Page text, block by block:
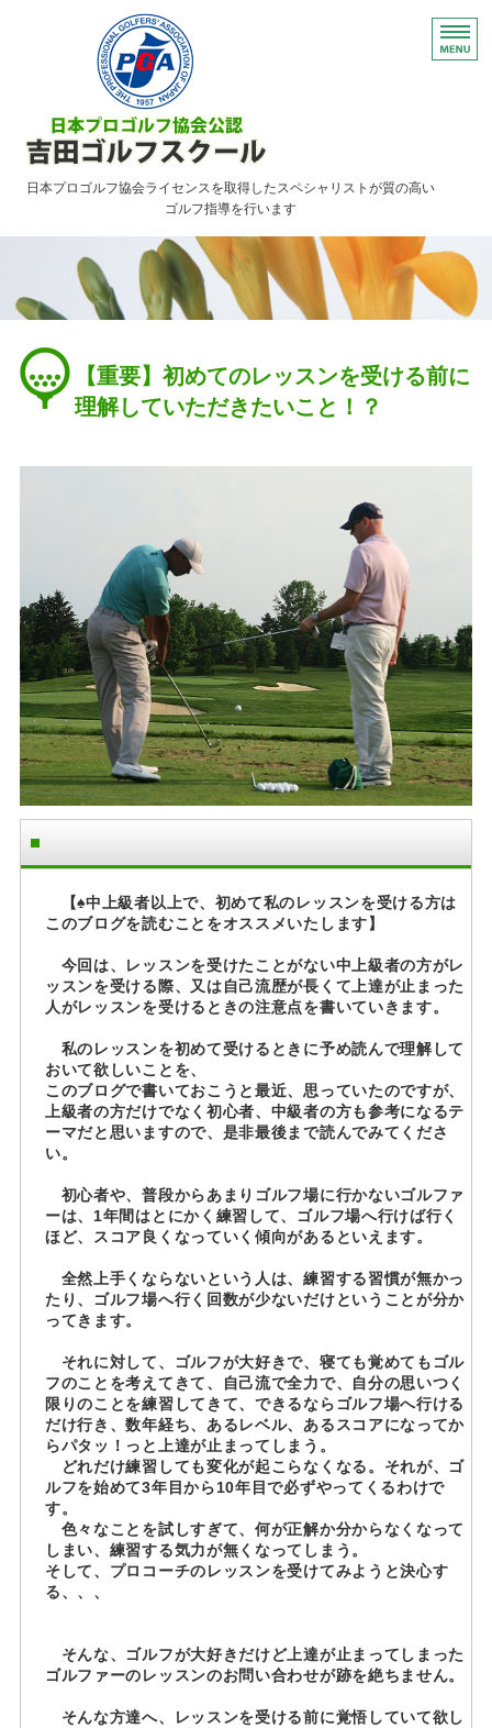
日本プロゴルフ協会ライセンスを取得したスペシャリストが質の高い
ゴルフ指導を行います
レッスンのご案内
ご予約について・FAQ
アクセス
【重要】初めてのレッスンを受ける前に
理解していただきたいこと！？
【♠中上級者以上で、初めて私のレッスンを受ける方は
このブログを読むことをオススメいたします】
今回は、レッスンを受けたことがない中上級者の方がレ
ッスンを受ける際、又は自己流歴が長くて上達が止まった
人がレッスンを受けるときの注意点を書いていきます。
私のレッスンを初めて受けるときに予め読んで理解して
おいて欲しいことを、
このブログで書いておこうと最近、思っていたのですが、
上級者の方だけでなく初心者、中級者の方も参考になるテ
ーマだと思いますので、是非最後まで読んでみてくださ
い。
初心者や、普段からあまりゴルフ場に行かないゴルファ
ーは、1年間はとにかく練習して、ゴルフ場へ行けば行く
ほど、スコア良くなっていく傾向があるといえます。
全然上手くならないという人は、練習する習慣が無かっ
たり、ゴルフ場へ行く回数が少ないだけということが分か
ってきます。
それに対して、ゴルフが大好きで、寝ても覚めてもゴル
フのことを考えてきて、自己流で全力で、自分の思いつく
限りのことを練習してきて、できるならゴルフ場へ行ける
だけ行き、数年経ち、あるレベル、あるスコアになってか
らパタッ！っと上達が止まってしまう。
どれだけ練習しても変化が起こらなくなる。それが、ゴ
ルフを始めて3年目から10年目で必ずやってくるわけで
す。
色々なことを試しすぎて、何が正解か分からなくなって
しまい、練習する気力が無くなってしまう。
そして、プロコーチのレッスンを受けてみようと決心す
る、、、
そんな、ゴルフが大好きだけど上達が止まってしまった
ゴルファーのレッスンのお問い合わせが跡を絶ちません。
そんな方達へ、レッスンを受ける前に覚悟していて欲し